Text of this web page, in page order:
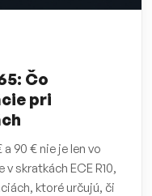
Čo
pri
90 € nie je len vo
skratkách ECE R10,
ktoré určujú, či